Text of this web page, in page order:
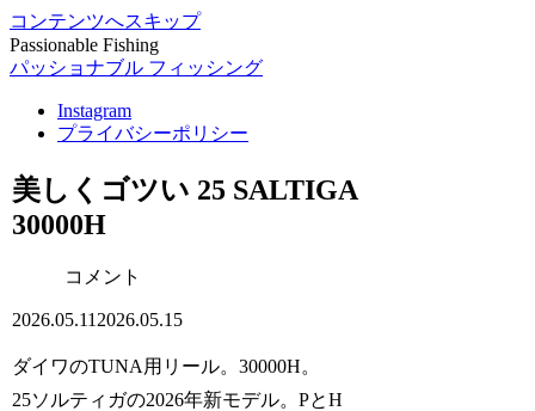
コンテンツへスキップ
Passionable Fishing
パッショナブル フィッシング
Instagram
プライバシーポリシー
美しくゴツい 25 SALTIGA
30000H
コメント
2026.05.11 2026.05.15
ダイワのTUNA用リール。30000H。
25ソルティガの2026年新モデル。PとH